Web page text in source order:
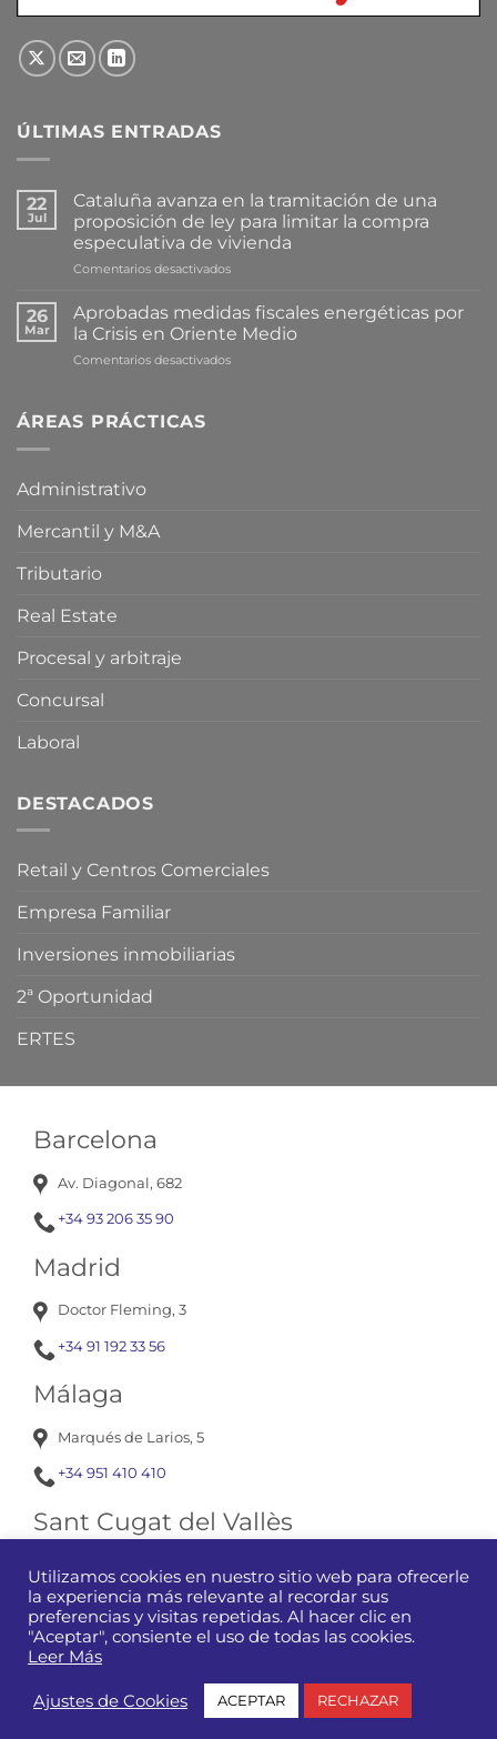
Barcelona
Av. Diagonal, 682
+34 93 206 35 90
Madrid
Doctor Fleming, 3
+34 91 192 33 56
Málaga
Marqués de Larios, 5
+34 951 410 410
Sant Cugat del Vallès
+34 93 675 12 01
ÚLTIMAS ENTRADAS
22
Jul
Cataluña avanza en la tramitación de una
proposición de ley para limitar la compra
especulativa de vivienda
Comentarios desactivadosen
avanza
en
la
tramitación
26
Mar
Aprobadas medidas fiscales energéticas por
la Crisis en Oriente Medio
Comentarios desactivadosen
ÁREAS PRÁCTICAS
Administrativo
Mercantil y M&A
Tributario
Real Estate
Procesal y arbitraje
Concursal
Laboral
DESTACADOS
Retail y Centros Comerciales
Empresa Familiar
Inversiones inmobiliarias
2ª Oportunidad
ERTES
Aviso Legal y Condiciones de Uso de la Web
Política de Privacidad |Política de Cookies
Utilizamos cookies en nuestro sitio web para ofrecerle
la experiencia más relevante al recordar sus
preferencias y visitas repetidas. Al hacer clic en
"Aceptar", consiente el uso de todas las cookies.
Leer Más
Ajustes de Cookies ACEPTAR RECHAZAR